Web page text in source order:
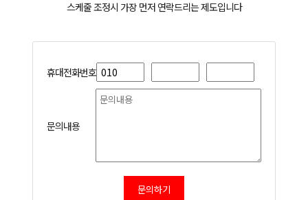
스케줄 조정시 가장 먼저 연락드리는 제도입니다
휴대전화번호
문의내용
문의하기